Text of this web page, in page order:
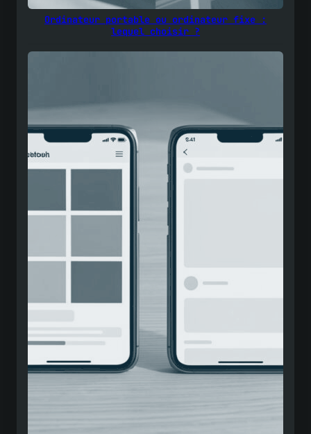
Ordinateur portable ou ordinateur fixe :
lequel choisir ?